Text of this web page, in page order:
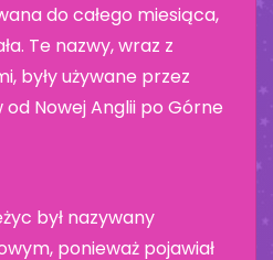
do całego miesiąca,
Te nazwy, wraz z
były używane przez
Nowej Anglii po Górne
był nazywany
ponieważ pojawiał